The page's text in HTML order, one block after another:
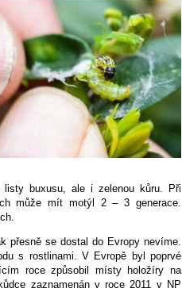
buxusu, ale i zelenou kůru. Při
může mít motýl 2 – 3 generace.
přesně se dostal do Evropy nevíme.
s rostlinami. V Evropě byl poprvé
roce způsobil místy holožíry na
zaznamenán v roce 2011 v NP